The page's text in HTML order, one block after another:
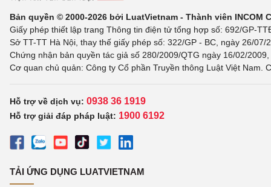
Bản quyền © 2000-2026 bởi LuatVietnam - Thành viên INCOM
Giấy phép thiết lập trang Thông tin điện tử tổng hợp số: 692/GP-
Sở TT-TT Hà Nội, thay thế giấy phép số: 322/GP - BC, ngày 26/
Chứng nhận bản quyền tác giả số 280/2009/QTG ngày 16/02/
Cơ quan chủ quản: Công ty Cổ phần Truyền thông Luật Việt Nam.
Hỗ trợ về dịch vụ: 0938 36 1919
Hỗ trợ giải đáp pháp luật: 1900 6192
TẢI ỨNG DỤNG LUATVIETNAM